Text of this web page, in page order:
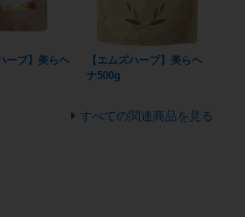
ーブ】美らヘ
【エムズハーブ】美らヘ
ナ500g
すべての関連商品を見る